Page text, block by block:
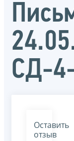
СД-
Оставить
отзыв